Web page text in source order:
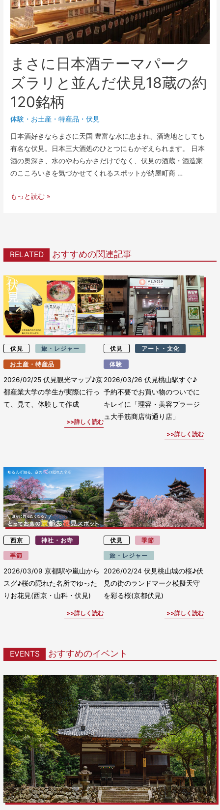
まさに日本酒テーマパーク
ズラリと並んだ伏見18蔵の約
120銘柄
体験 ・ お土産・特産品 ・伏見
日本酒好きならまさに天国 豊富な水に恵まれ、酒造地としても
有名な伏見。日本三大酒処のひとつにもかぞえられます。 日本
酒の奥深さ、水のやわらかさだけでなく、伏見の酒蔵・酒造家
のこころいきを気づかせてくれるスポットが納屋町商 …
もっと読む »
RELATED おすすめの関連記事
伏見 旅・レジャー
お土産・特産品
2026/02/25伏見観光マップ♪京
都産業大学の学生が実際に行っ
て、見て、体験して作成
詳しく読む
伏見 アート・文化
体験
2026/03/26 伏見桃山駅すぐ♪
予約不要でお買い物のついでに
キレイに「理容・美容プラージ
ュ大手筋商店街通り店」
詳しく読む
西京 神社・お寺
季節
2026/03/09京都駅や嵐山から
スグ♪桜の隠れた名所でゆった
りお花見(西京・山科・伏見)
詳しく読む
伏見 季節
旅・レジャー
2026/02/24 伏見桃山城の桜♪伏
見の街のランドマーク模擬天守
を彩る桜(京都伏見)
詳しく読む
EVENTS おすすめのイベント